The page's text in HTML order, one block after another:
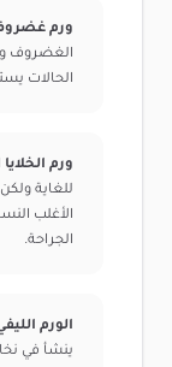
ورم
الغضروف
الحالات
ورم
للغاية
الأغلب
الجراحة.
الورم
ينشأ في